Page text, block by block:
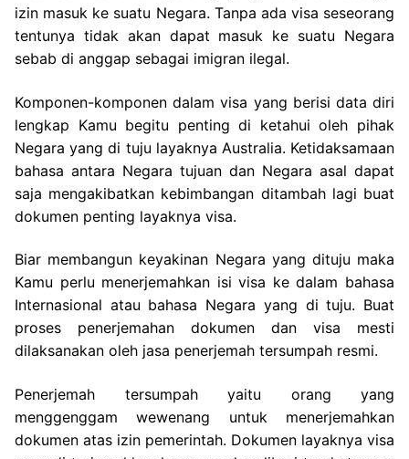
izin masuk ke suatu Negara. Tanpa ada visa seseorang
tentunya tidak akan dapat masuk ke suatu Negara
sebab di anggap sebagai imigran ilegal.
Komponen-komponen dalam visa yang berisi data diri
lengkap Kamu begitu penting di ketahui oleh pihak
Negara yang di tuju layaknya Australia. Ketidaksamaan
bahasa antara Negara tujuan dan Negara asal dapat
saja mengakibatkan kebimbangan ditambah lagi buat
dokumen penting layaknya visa.
Biar membangun keyakinan Negara yang dituju maka
Kamu perlu menerjemahkan isi visa ke dalam bahasa
Internasional atau bahasa Negara yang di tuju. Buat
proses penerjemahan dokumen dan visa mesti
dilaksanakan oleh jasa penerjemah tersumpah resmi.
Penerjemah tersumpah yaitu orang yang
menggenggam wewenang untuk menerjemahkan
dokumen atas izin pemerintah. Dokumen layaknya visa